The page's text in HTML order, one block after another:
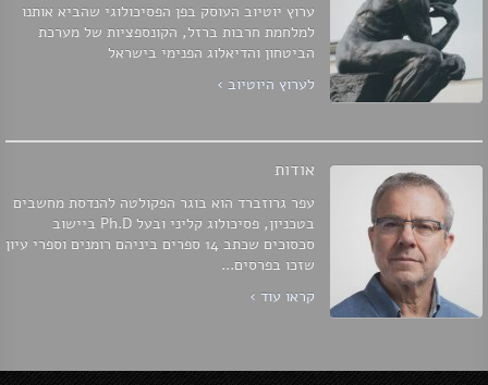
ערוץ יוטיוב העוסק בפן הפסיכולוגי שהביא אותנו
למלחמת חרבות ברזל, הקונספציות של מערכת
הביטחון והדיאלוג הפנימי בישראל
לערוץ היוטיוב ›
אודות
עפר גרוזברד הוא בוגר הפקולטה להנדסת מחשבים
בטכניון, פסיכולוג קליני ובעל Ph.D ביישוב
סכסוכים שכתב 14 ספרים ביניהם רומנים וספרי עיון
שזכו בפרסים...
קראו עוד ›